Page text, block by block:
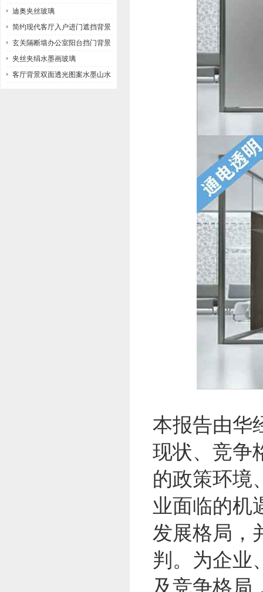
迪奥夹丝玻璃
简约现代客厅入户进门遮挡背景
墙玻璃
玄关隔断墙办公室阳台挡门背景
墙玻璃
夹丝夹绢水墨画玻璃
客厅背景双面透光图案水墨山水
本报告由华
现状、竞争
的政策环境
业面临的机
发展格局，
判。为企业
及竞争格局